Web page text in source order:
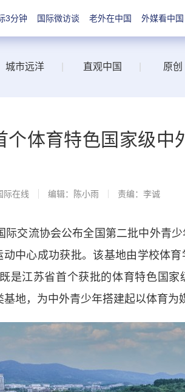
3分钟 国际微访谈 老外在中国 外媒看中国
城市远洋 直观中国 原创
个体育特色国家级中
际在线 编辑：陈小雨 责编：李诚
交流协会公布全国第二批中外青少
动中心成功获批。该基地由学校体
是江苏省首个获批的体育特色国家
地，为中外青少年搭建起以体育为